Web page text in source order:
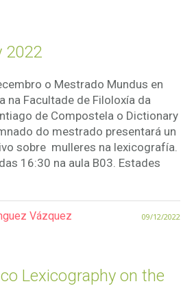
2022
o Mestrado Mundus en
na Facultade de Filoloxía da
de Compostela o Dictionary
do mestrado presentará un
sobre mulleres na lexicografía.
16:30 na aula B03. Estades
09/12/2022
Vázquez
Lexicography on the